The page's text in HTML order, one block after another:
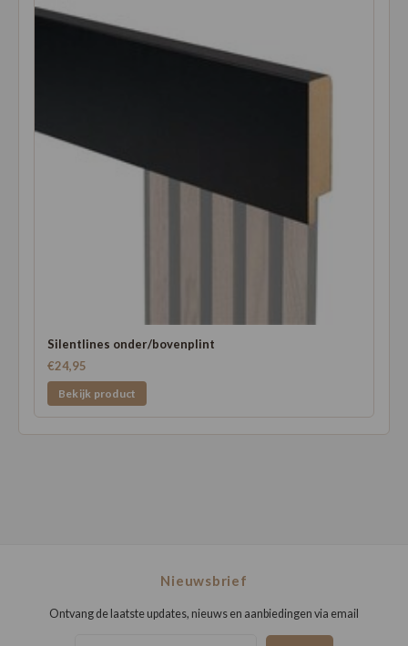
Silentlines onder/bovenplint
€24,95
Bekijk product
Nieuwsbrief
Ontvang de laatste updates, nieuws en aanbiedingen via email